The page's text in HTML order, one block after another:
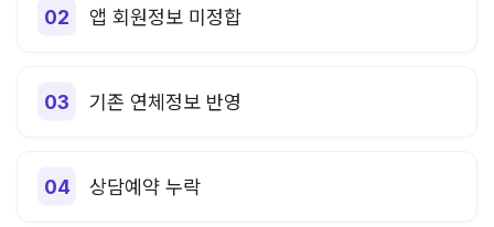
앱 회원정보 미정합
기존 연체정보 반영
상담예약 누락